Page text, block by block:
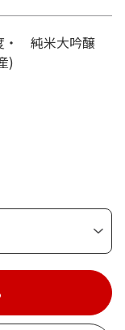
・ 純米大吟醸
)